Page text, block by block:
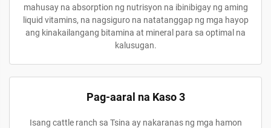
mahusay na absorption ng nutrisyon na ibinibigay ng aming
liquid vitamins, na nagsiguro na natatanggap ng mga hayop
ang kinakailangang bitamina at mineral para sa optimal na
kalusugan.
Pag-aaral na Kaso 3
Isang cattle ranch sa Tsina ay nakaranas ng mga hamon